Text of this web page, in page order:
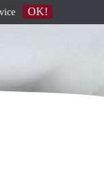
OK!